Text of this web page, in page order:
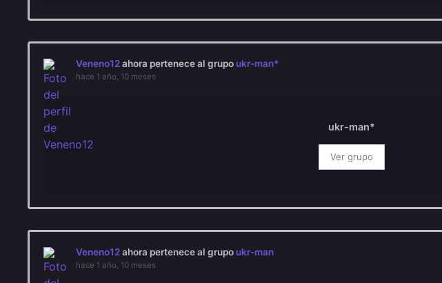
Veneno12ahora pertenece al grupo ukr-man*
hace 1 año, 10 meses
ukr-man*
Ver grupo
Veneno12ahora pertenece al grupo ukr-man
hace 1 año, 10 meses